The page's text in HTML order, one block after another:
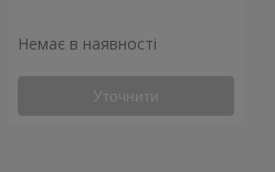
Немає в наявності
Уточнити